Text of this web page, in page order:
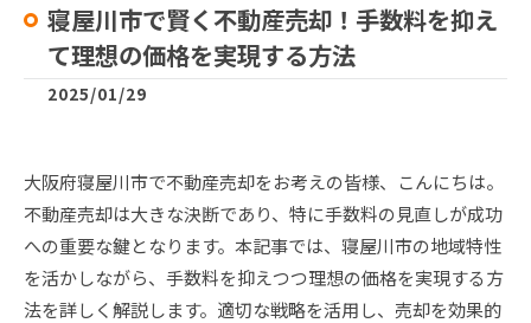
寝屋川市で賢く不動産売却！手数料を抑え
て理想の価格を実現する方法
2025/01/29
大阪府寝屋川市で不動産売却をお考えの皆様、こんにちは。
不動産売却は大きな決断であり、特に手数料の見直しが成功
への重要な鍵となります。本記事では、寝屋川市の地域特性
を活かしながら、手数料を抑えつつ理想の価格を実現する方
法を詳しく解説します。適切な戦略を活用し、売却を効果的